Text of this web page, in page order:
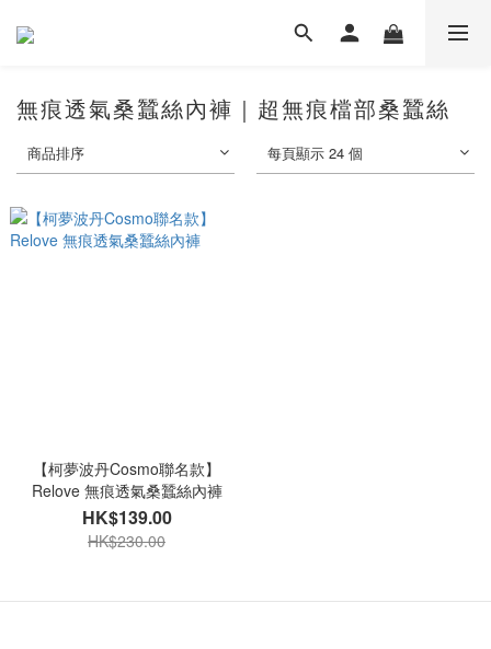
無痕透氣桑蠶絲內褲｜超無痕檔部桑蠶絲
商品排序 每頁顯示 24 個
【柯夢波丹Cosmo聯名款】
Relove 無痕透氣桑蠶絲內褲
HK$139.00
HK$230.00